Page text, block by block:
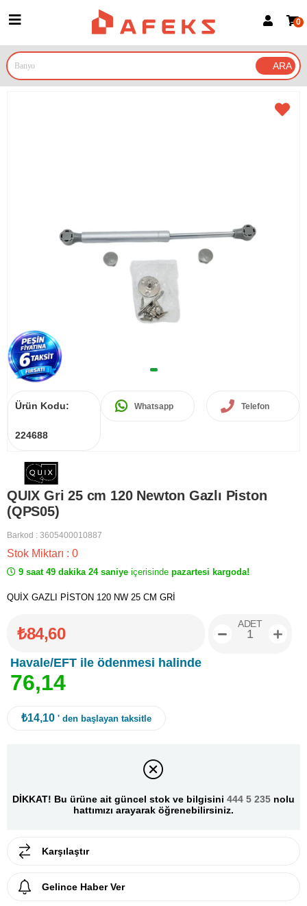
Google İle Bağlan
0
Ürün Kodu:
224688
Whatsapp Telefon
QUIX Gri 25 cm 120 Newton Gazlı Piston
(QPS05)
Barkod : 3605400010887
Stok Miktarı : 0
9 saat 49 dakika 24 saniye içerisinde pazartesi kargoda!
QUİX GAZLI PİSTON 120 NW 25 CM GRİ
₺84,60
Havale/EFT ile ödenmesi halinde
76,14
ADET
₺14,10 ' den başlayan taksitle
DİKKAT! Bu ürüne ait güncel stok ve bilgisini 444 5 235 nolu
hattımızı arayarak öğrenebilirsiniz.
Karşılaştır
Gelince Haber Ver